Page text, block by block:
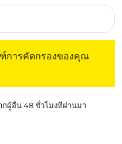
การคัดกรองของคุณ
ผู้อื่น 48 ชั่วโมงที่ผ่านมา